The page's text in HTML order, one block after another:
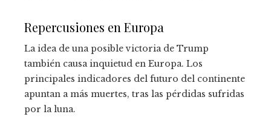
Repercusiones en Europa
La idea de una posible victoria de Trump
también causa inquietud en Europa. Los
principales indicadores del futuro del continente
apuntan a más muertes, tras las pérdidas sufridas
por la luna.